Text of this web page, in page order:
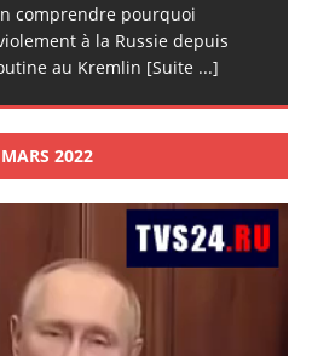
comprendre pourquoi
à la Russie depuis
au Kremlin [Suite ...]
2022